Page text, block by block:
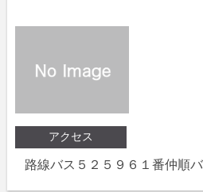
アクセス
路線バス５２５９６１番仲順